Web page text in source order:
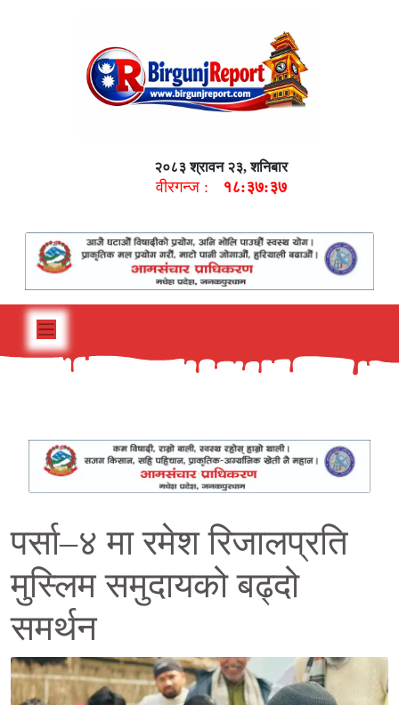
२०८३ श्रावन २३, शनिबार
वीरगन्ज : १८:३७:३८
पर्सा–४ मा रमेश रिजालप्रति
मुस्लिम समुदायको बढ्दो
समर्थन